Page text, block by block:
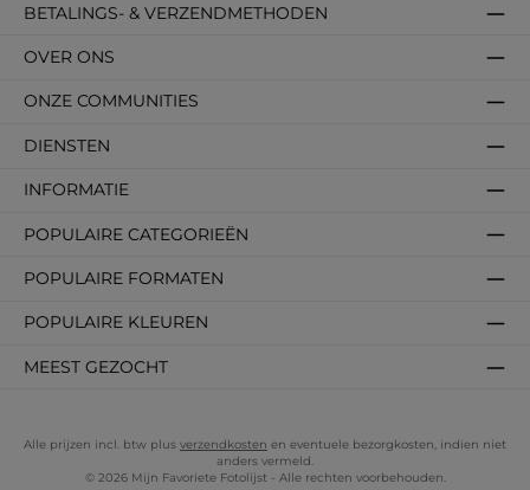
DIENSTEN
INFORMATIE
POPULAIRE CATEGORIEËN
POPULAIRE FORMATEN
POPULAIRE KLEUREN
MEEST GEZOCHT
BETALINGS- & VERZENDMETHODEN
OVER ONS
ONZE COMMUNITIES
Alle prijzen incl. btw plus verzendkosten en eventuele bezorgkosten, indien niet
anders vermeld.
© 2026 Mijn Favoriete Fotolijst - Alle rechten voorbehouden.